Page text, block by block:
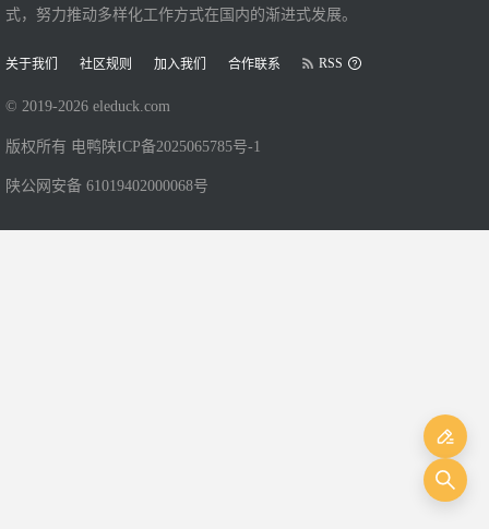
式，努力推动多样化工作方式在国内的渐进式发展。
关于我们 社区规则 加入我们 合作联系 RSS
© 2019-2026 eleduck.com
版权所有 电鸭 陕ICP备2025065785号-1
陕公网安备 61019402000068号